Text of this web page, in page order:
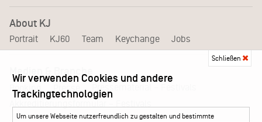
About KJ
Portrait KJ60 Team Keychange Jobs
Medien & Branche
Booking Presse
Schließen
Wir verwenden Cookies und andere
Trackingtechnologien
Um unsere Webseite nutzerfreundlich zu gestalten und bestimmte